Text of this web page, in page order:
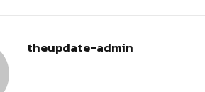
theupdate-admin